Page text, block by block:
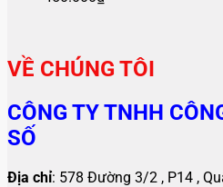
VỀ CHÚNG TÔI
CÔNG TY TNHH
SỐ
Địa chỉ: 578 Đường 3/2 , P14 ,